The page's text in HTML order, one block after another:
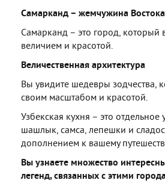
Самарканд – жемчужина Востока
Самарканд – это город, который
величием и красотой.
Величественная архитектура
Вы увидите шедевры зодчества,
своим масштабом и красотой.
Узбекская кухня – это отдельное
шашлык, самса, лепешки и
дополнением к вашему
Вы узнаете множество
легенд, связанных с этими